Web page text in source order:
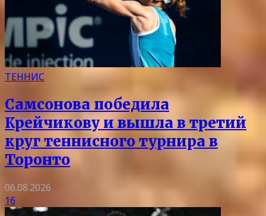
ТЕННИС
Самсонова победила
Крейчикову и вышла в третий
круг теннисного турнира в
Торонто
06.08.2026
16